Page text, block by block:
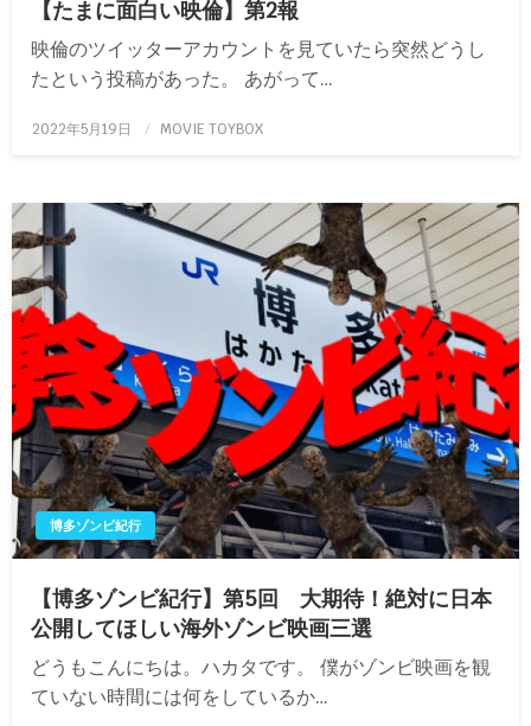
【たまに面白い映倫】第2報
映倫のツイッターアカウントを見ていたら突然どうし
たという投稿があった。 あがって…
投
2022年5月19日 MOVIE TOYBOX
博多ゾンビ紀行
【博多ゾンビ紀行】第5回 大期待！絶対に日本
公開してほしい海外ゾンビ映画三選
どうもこんにちは。ハカタです。 僕がゾンビ映画を観
ていない時間には何をしているか…